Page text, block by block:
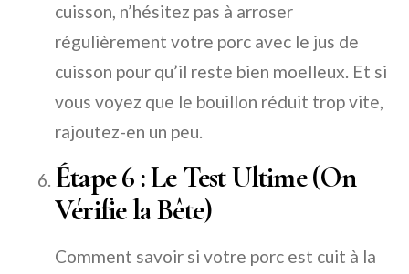
cuisson, n’hésitez pas à arroser
régulièrement votre porc avec le jus de
cuisson pour qu’il reste bien moelleux. Et si
vous voyez que le bouillon réduit trop vite,
rajoutez-en un peu.
Étape 6 : Le Test Ultime (On
Vérifie la Bête)
Comment savoir si votre porc est cuit à la